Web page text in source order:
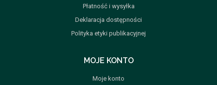
Płatność i wysyłka
Deklaracja dostępności
Polityka etyki publikacyjnej
MOJE KONTO
Moje konto